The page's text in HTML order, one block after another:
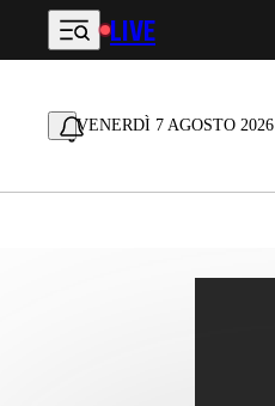
Vai al contenuto principale
LIVE
VENERDÌ 7 AGOSTO 2026